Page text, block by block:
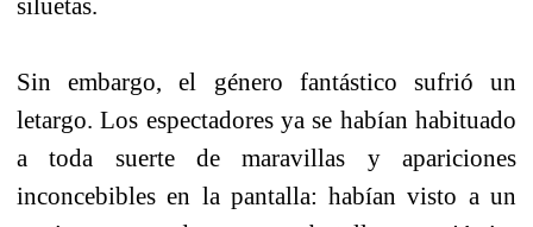
Sin embargo, el género fantástico sufrió un
letargo. Los espectadores ya se habían habituado
a toda suerte de maravillas y apariciones
inconcebibles en la pantalla: habían visto a un